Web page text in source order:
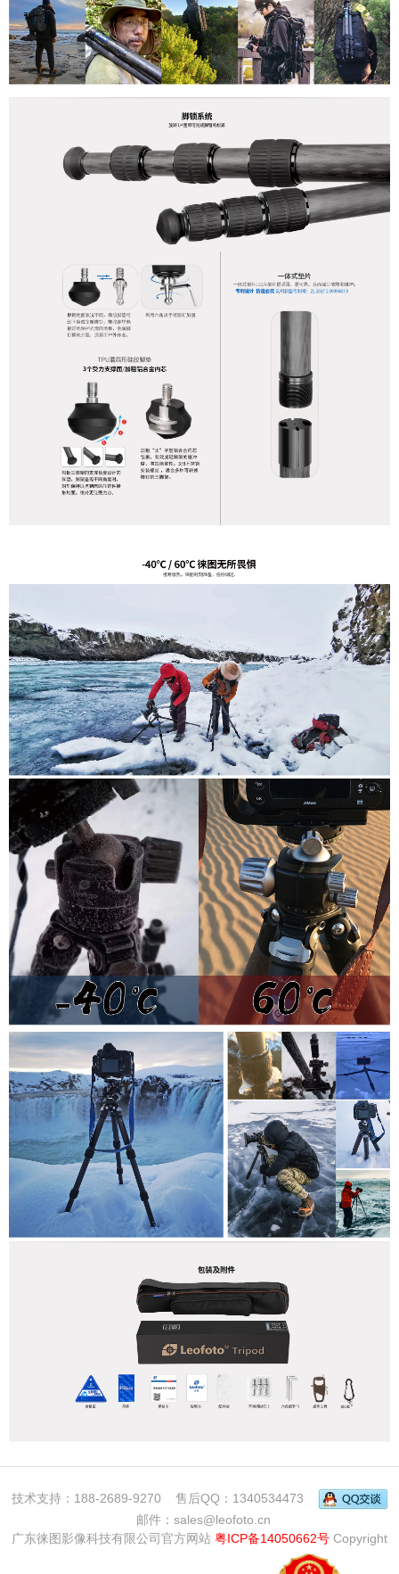
技术支持：188-2689-9270 售后QQ：1340534473
邮件：sales@leofoto.cn
广东徕图影像科技有限公司官方网站 粤ICP备14050662号 Copyright